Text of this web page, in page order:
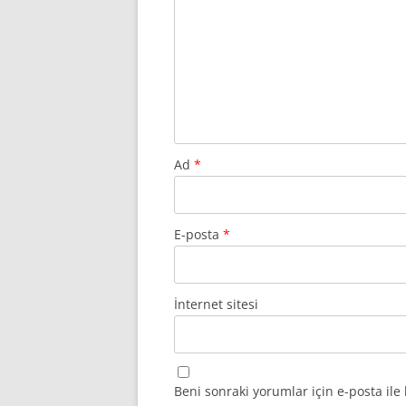
Ad *
E-posta *
İnternet sitesi
Beni sonraki yorumlar için e-posta